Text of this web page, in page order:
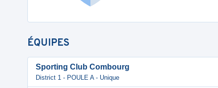
ÉQUIPES
Sporting Club Combourg
District 1 - POULE A - Unique